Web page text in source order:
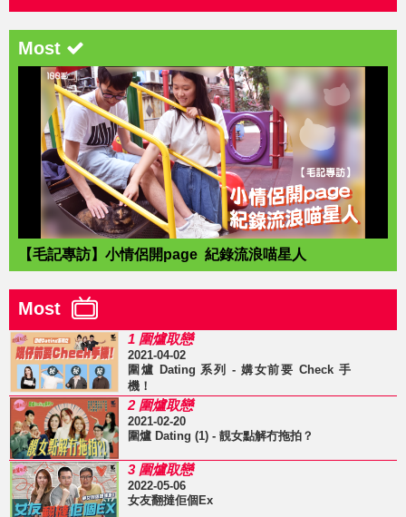
Most
【毛記專訪】小情侶開page 紀錄流浪喵星人
Most
1 圍爐取戀
2021-04-02
圍爐 Dating 系列 - 媾女前要 Check 手
機！
2 圍爐取戀
2021-02-20
圍爐 Dating (1) - 靚女點解冇拖拍？
3 圍爐取戀
2022-05-06
女友翻撻佢個Ex